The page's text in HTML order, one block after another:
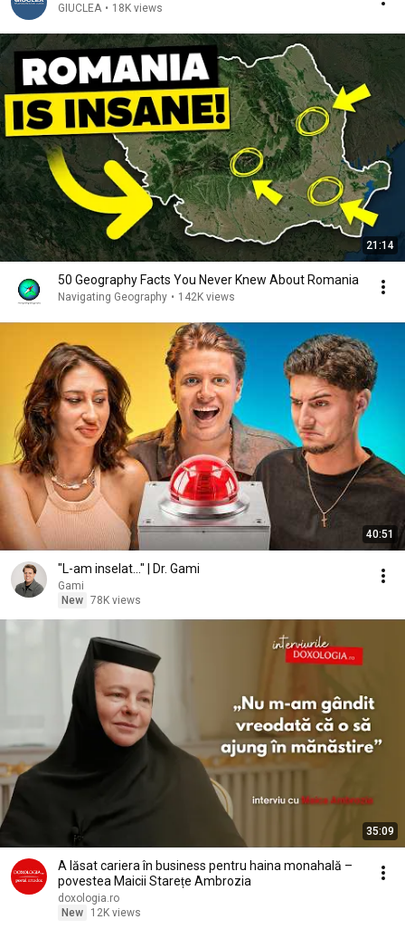
GIUCLEA • 18K views
21:14
50 Geography Facts You Never Knew About Romania
Navigating Geography • 142K views
40:51
"L-am inselat..." | Dr. Gami
Gami
New 78K views
35:09
A lăsat cariera în business pentru haina monahală –
povestea Maicii Starețe Ambrozia
doxologia.ro
New
12K views